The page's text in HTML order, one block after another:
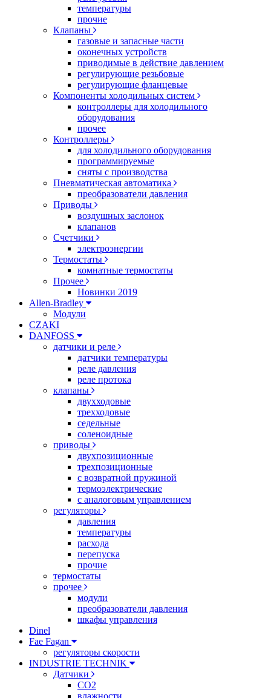
температуры
прочие
Клапаны
газовые и запасные части
оконечных устройств
приводимые в действие давлением
регулирующие резьбовые
регулирующие фланцевые
Компоненты холодильных систем
контроллеры для холодильного
оборудования
прочее
Контроллеры
для холодильного оборудования
программируемые
сняты с производства
Пневматическая автоматика
преобразователи давления
Приводы
воздушных заслонок
клапанов
Счетчики
электроэнергии
Термостаты
комнатные термостаты
Прочее
Новинки 2019
Allen-Bradley
Модули
CZAKI
DANFOSS
датчики и реле
датчики температуры
реле давления
реле протока
клапаны
двухходовые
трехходовые
седельные
соленоидные
приводы
двухпозиционные
трехпозиционные
с возвратной пружиной
термоэлектрические
с аналоговым управлением
регуляторы
давления
температуры
расхода
перепуска
прочие
термостаты
прочее
модули
преобразователи давления
шкафы управления
Dinel
Fae Fagan
регуляторы скорости
INDUSTRIE TECHNIK
Датчики
CO2
влажности